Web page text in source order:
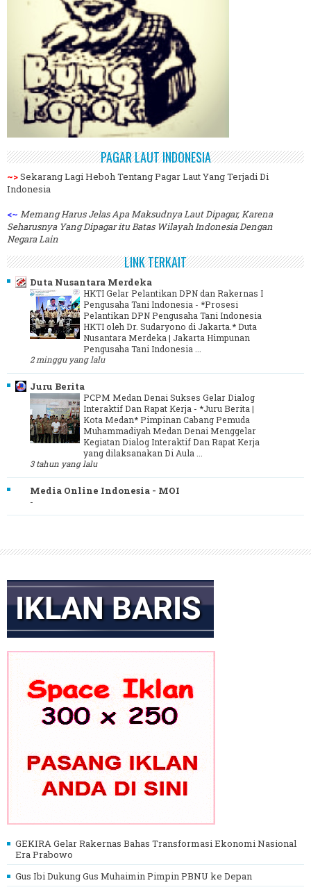
PAGAR LAUT INDONESIA
~>Sekarang Lagi Heboh Tentang Pagar Laut Yang Terjadi Di
Indonesia
<~ Memang Harus Jelas Apa Maksudnya Laut Dipagar, Karena
Seharusnya Yang Dipagar itu Batas Wilayah Indonesia Dengan
Negara Lain
LINK TERKAIT
Duta Nusantara Merdeka
HKTI Gelar Pelantikan DPN dan Rakernas I
Pengusaha Tani Indonesia - *Prosesi
Pelantikan DPN Pengusaha Tani Indonesia
HKTI oleh Dr. Sudaryono di Jakarta.* Duta
Nusantara Merdeka | Jakarta Himpunan
Pengusaha Tani Indonesia ...
2 minggu yang lalu
Juru Berita
PCPM Medan Denai Sukses Gelar Dialog
Interaktif Dan Rapat Kerja - *Juru Berita |
Kota Medan* Pimpinan Cabang Pemuda
Muhammadiyah Medan Denai Menggelar
Kegiatan Dialog Interaktif Dan Rapat Kerja
yang dilaksanakan Di Aula ...
3 tahun yang lalu
Media Online Indonesia - MOI
-
GEKIRA Gelar Rakernas Bahas Transformasi Ekonomi Nasional
Era Prabowo
Gus Ibi Dukung Gus Muhaimin Pimpin PBNU ke Depan